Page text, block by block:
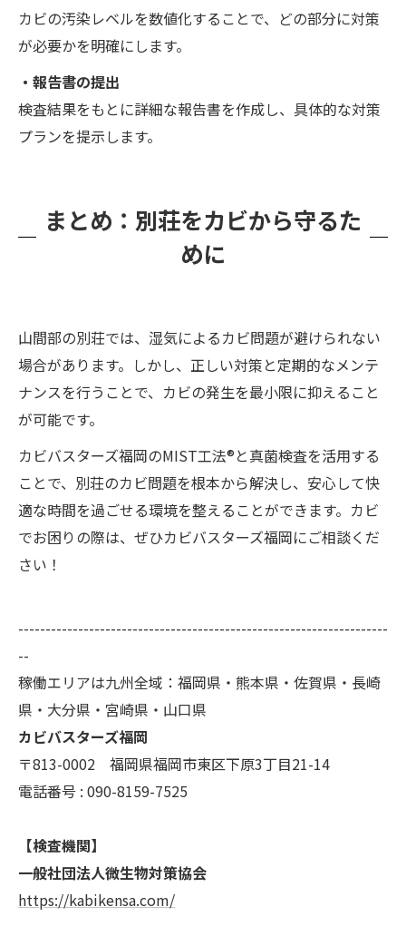
カビの汚染レベルを数値化することで、どの部分に対策
が必要かを明確にします。
・報告書の提出
検査結果をもとに詳細な報告書を作成し、具体的な対策
プランを提示します。
まとめ：別荘をカビから守るた
めに
山間部の別荘では、湿気によるカビ問題が避けられない
場合があります。しかし、正しい対策と定期的なメンテ
ナンスを行うことで、カビの発生を最小限に抑えること
が可能です。
カビバスターズ福岡のMIST工法®と真菌検査を活用する
ことで、別荘のカビ問題を根本から解決し、安心して快
適な時間を過ごせる環境を整えることができます。カビ
でお困りの際は、ぜひカビバスターズ福岡にご相談くだ
さい！
--------------------------------------------------------------------
--
稼働エリアは九州全域：福岡県・熊本県・佐賀県・長崎
県・大分県・宮崎県・山口県
カビバスターズ福岡
〒813-0002 福岡県福岡市東区下原3丁目21-14
電話番号 : 090-8159-7525
【検査機関】
一般社団法人微生物対策協会
https://kabikensa.com/